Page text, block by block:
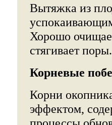
Вытяжка из
Хорошо
стягивает поры.
Корневые
Корни
эффектом,